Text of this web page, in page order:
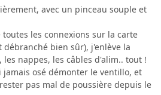
avec un pinceau souple et
les connexions sur la carte
bien sûr), j'enlève la
nappes, les câbles d'alim.. tout !
jamais osé démonter le ventillo, et
pas mal de poussière depuis le